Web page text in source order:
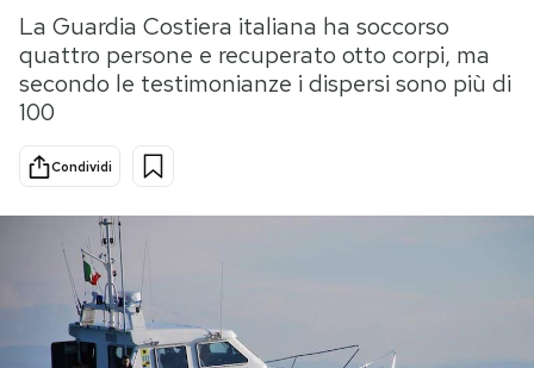
Tecnologia
Internet
Scienza
Economia
Storie/Idee
Ok Boomer!
Media
PODCAST
La Guardia Costiera italiana ha soccorso
quattro persone e recuperato otto corpi, ma
secondo le testimonianze i dispersi sono più di
100
Condividi